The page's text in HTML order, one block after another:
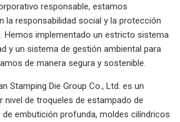
responsable, estamos
la responsabilidad social y la protección
Hemos implementado un estricto sistema
y un sistema de gestión ambiental para
de manera segura y sostenible.
Stamping Die Group Co., Ltd. es un
nivel de troqueles de estampado de
embutición profunda, moldes cilíndricos